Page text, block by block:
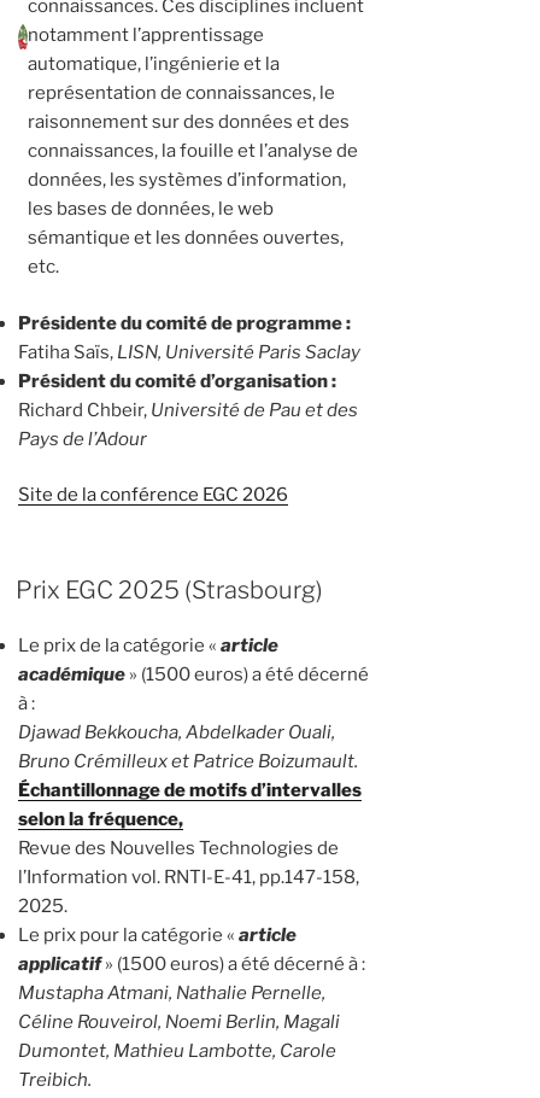
connaissances. Ces disciplines incluent
notamment l’apprentissage
automatique, l’ingénierie et la
représentation de connaissances, le
raisonnement sur des données et des
connaissances, la fouille et l’analyse de
données, les systèmes d’information,
les bases de données, le web
sémantique et les données ouvertes,
etc.
Présidente du comité de programme :
Fatiha Saïs, LISN, Université Paris Saclay
Président du comité d’organisation :
Richard Chbeir, Université de Pau et des
Pays de l’Adour
Site de la conférence EGC 2026
Prix EGC 2025 (Strasbourg)
Le prix de la catégorie « article
académique » (1500 euros) a été décerné
à :
Djawad Bekkoucha, Abdelkader Ouali,
Bruno Crémilleux et Patrice Boizumault.
Échantillonnage de motifs d’intervalles
selon la fréquence,
Revue des Nouvelles Technologies de
l’Information vol. RNTI-E-41, pp.147-158,
2025.
Le prix pour la catégorie « article
applicatif» (1500 euros) a été décerné à :
Mustapha Atmani, Nathalie Pernelle,
Céline Rouveirol, Noemi Berlin, Magali
Dumontet, Mathieu Lambotte, Carole
Treibich.